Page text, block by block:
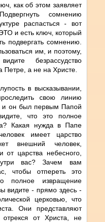
как об этом заявляет
сомнению
распасться - вот
и есть ключ, который
подвергать сомнению.
им, и поэтому,
безрассудство
Петре, а не на Христе.
в высказывании,
свою линию
и он был первым Папой
что это полное
Какая нужда в Папе
имеет царство
внешний человек,
от царства небесного,
вас? Зачем вам
чтобы отпереть это
полное извращение
видите - прямо здесь -
церковью, что
Они представляют
от Христа, не